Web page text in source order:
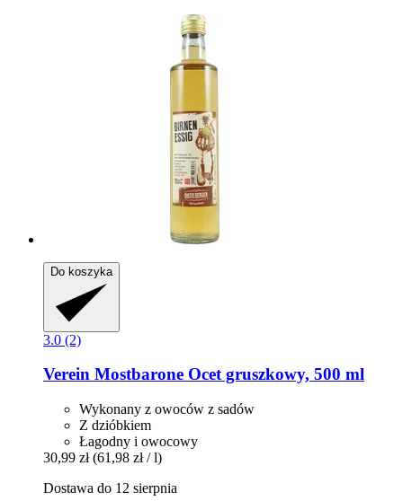
Do koszyka
3.0 (2)
Verein Mostbarone Ocet gruszkowy, 500 ml
Wykonany z owoców z sadów
Z dzióbkiem
Łagodny i owocowy
30,99 zł (61,98 zł / l)
Dostawa do 12 sierpnia